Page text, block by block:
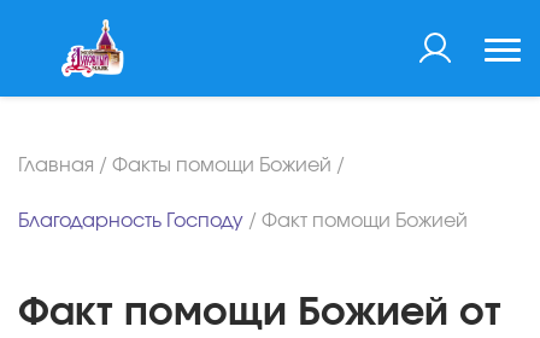
Главная / Факты помощи Божией /
Благодарность Господу / Факт помощи Божией
Факт помощи Божией от